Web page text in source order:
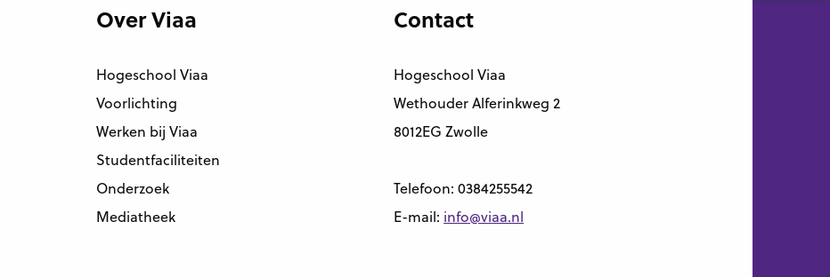
Over Viaa
Hogeschool Viaa
Voorlichting
Werken bij Viaa
Studentfaciliteiten
Onderzoek
Mediatheek
Contact
Hogeschool Viaa
Wethouder Alferinkweg 2
8012EG Zwolle
Telefoon:0384255542
E-mail: info@viaa.nl